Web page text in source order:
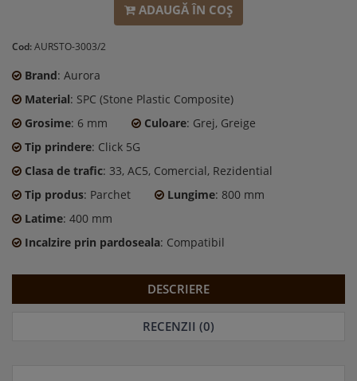
ADAUGĂ ÎN COŞ
Cod:AURSTO-3003/2
Brand: Aurora
Material: SPC (Stone Plastic Composite)
Grosime: 6 mm Culoare: Grej, Greige
Tip prindere: Click 5G
Clasa de trafic: 33, AC5, Comercial, Rezidential
Tip produs: Parchet Lungime: 800 mm
Latime: 400 mm
Incalzire prin pardoseala: Compatibil
DESCRIERE
RECENZII (0)